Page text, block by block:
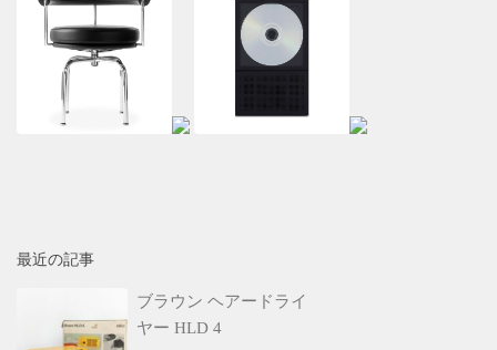
最近の記事
ブラウン ヘアードライ
ヤー HLD 4